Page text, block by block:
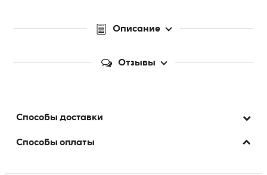
Описание
Отзывы
Способы доставки
Способы оплаты